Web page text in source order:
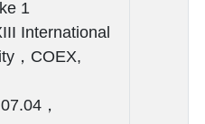
1
International
，COEX,
，